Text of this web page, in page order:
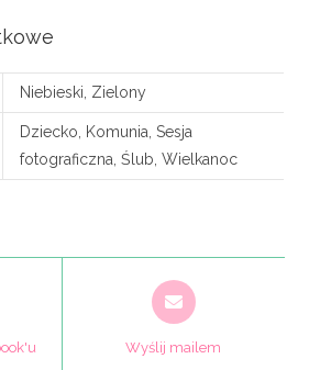
Niebieski, Zielony
Dziecko, Komunia, Sesja
fotograficzna, Ślub, Wielkanoc
Opens
in
new
Wyślij mailem